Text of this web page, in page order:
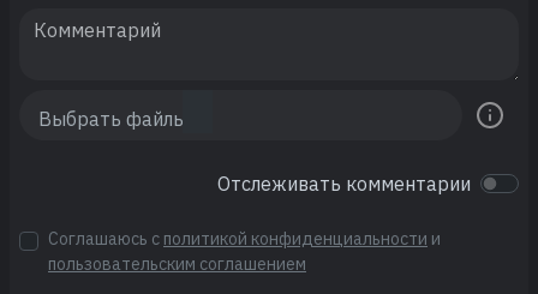
Отслеживать комментарии
Соглашаюсь с политикой конфиденциальности и
пользовательским соглашением